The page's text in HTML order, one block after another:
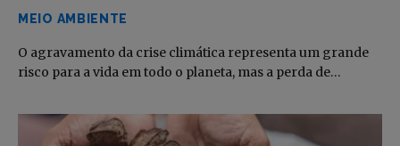
MEIO AMBIENTE
O agravamento da crise climática representa um grande
risco para a vida em todo o planeta, mas a perda de…